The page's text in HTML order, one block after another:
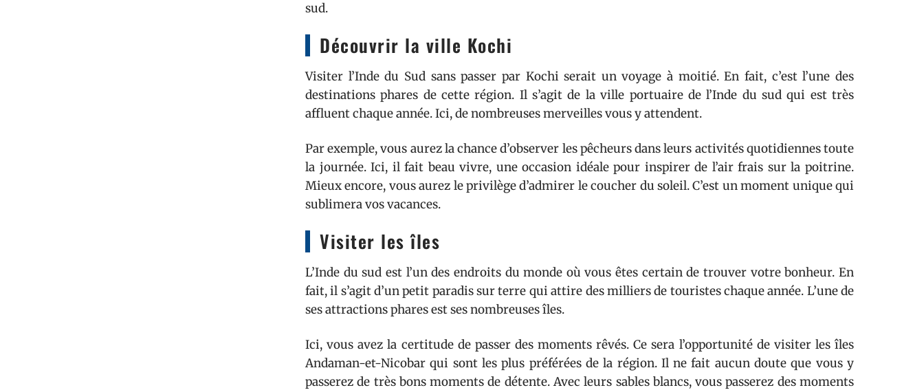
sud.
Découvrir la ville Kochi
Visiter l’Inde du Sud sans passer par Kochi serait un voyage à moitié. En fait, c’est l’une des
destinations phares de cette région. Il s’agit de la ville portuaire de l’Inde du sud qui est très
affluent chaque année. Ici, de nombreuses merveilles vous y attendent.
Par exemple, vous aurez la chance d’observer les pêcheurs dans leurs activités quotidiennes toute
la journée. Ici, il fait beau vivre, une occasion idéale pour inspirer de l’air frais sur la poitrine.
Mieux encore, vous aurez le privilège d’admirer le coucher du soleil. C’est un moment unique qui
sublimera vos vacances.
Visiter les îles
L’Inde du sud est l’un des endroits du monde où vous êtes certain de trouver votre bonheur. En
fait, il s’agit d’un petit paradis sur terre qui attire des milliers de touristes chaque année. L’une de
ses attractions phares est ses nombreuses îles.
Ici, vous avez la certitude de passer des moments rêvés. Ce sera l’opportunité de visiter les îles
Andaman-et-Nicobar qui sont les plus préférées de la région. Il ne fait aucun doute que vous y
passerez de très bons moments de détente. Avec leurs sables blancs, vous passerez des moments